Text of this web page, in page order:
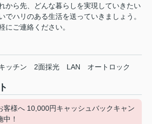
から先、どんな暮らしを実現していきたい
でハリのある生活を送っていきましょう。
にご連絡ください。
ッチン 2面採光 LAN オートロック
客様へ 10,000円キャッシュバックキャン
！